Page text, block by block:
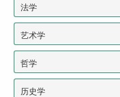
法学
艺术学
哲学
历史学